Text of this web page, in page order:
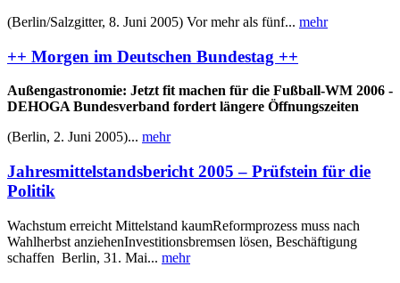
(Berlin/Salzgitter, 8. Juni 2005) Vor mehr als fünf... mehr
++ Morgen im Deutschen Bundestag ++
Außengastronomie: Jetzt fit machen für die Fußball-WM 2006 -
DEHOGA Bundesverband fordert längere Öffnungszeiten
(Berlin, 2. Juni 2005)... mehr
Jahresmittelstandsbericht 2005 – Prüfstein für die
Politik
Wachstum erreicht Mittelstand kaumReformprozess muss nach
Wahlherbst anziehenInvestitionsbremsen lösen, Beschäftigung
schaffen Berlin, 31. Mai... mehr